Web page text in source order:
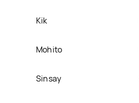
Kik
Mohito
Sinsay